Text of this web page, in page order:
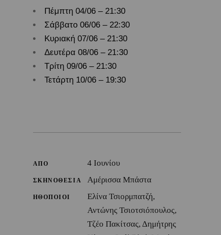
Πέμπτη 04/06 – 21:30
Σάββατο 06/06 – 22:30
Κυριακή 07/06 – 21:30
Δευτέρα 08/06 – 21:30
Τρίτη 09/06 – 21:30
Τετάρτη 10/06 – 19:30
ΑΠΟ 4 Ιουνίου
ΣΚΗΝΟΘΕΣΙΑ Αμέρισσα Μπάστα
ΗΘΟΠΟΙΟΙ
Ελίνα Τσιορμπατζή,
Αντώνης Τσιοτσιόπουλος,
Τζέο Πακίτσας, Δημήτρης